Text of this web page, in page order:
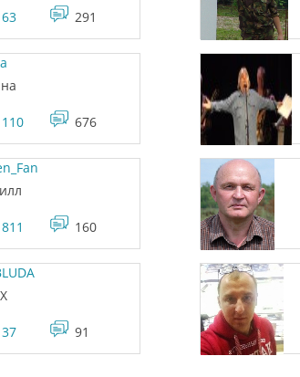
63 291
110 676
811 160
37 91